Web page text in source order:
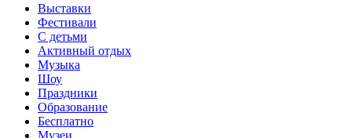
Выставки
Фестивали
С детьми
Активный отдых
Музыка
Шоу
Праздники
Образование
Бесплатно
Музеи